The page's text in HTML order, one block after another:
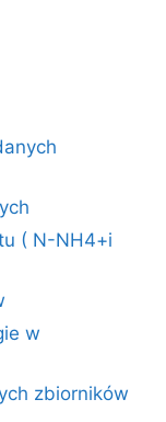
( N-NH4+i
w
zbiorników